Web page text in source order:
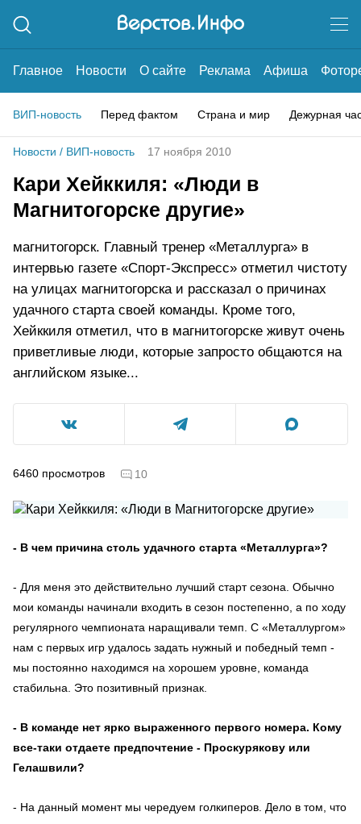
Главное Новости О сайте Реклама Афиша
ВИП-новость Перед фактом Страна и мир Дежурная
Новости / ВИП-новость 17 ноября 2010
Кари Хейккиля: «Люди в
Магнитогорске другие»
магнитогорск. Главный тренер «Металлурга» в
интервью газете «Спорт-Экспресс» отметил чистоту
на улицах магнитогорска и рассказал о причинах
удачного старта своей команды. Кроме того,
Хейккиля отметил, что в магнитогорске живут очень
приветливые люди, которые запросто общаются на
английском языке...
6460 просмотров 10
- В чем причина столь удачного старта «Металлурга»?
- Для меня это действительно лучший старт сезона. Обычно
мои команды начинали входить в сезон постепенно, а по ходу
регулярного чемпионата наращивали темп. С «Металлургом»
нам с первых игр удалось задать нужный и победный темп -
мы постоянно находимся на хорошем уровне, команда
стабильна. Это позитивный признак.
- В команде нет ярко выраженного первого номера. Кому
все-таки отдаете предпочтение - Проскурякову или
Гелашвили?
- На данный момент мы чередуем голкиперов. Дело в том, что